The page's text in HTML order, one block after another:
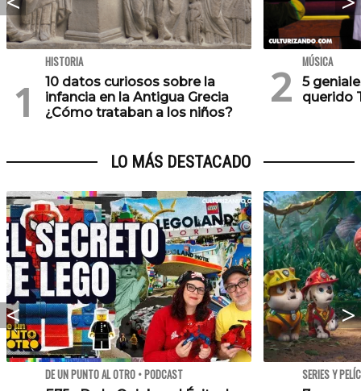
HISTORIA
10 datos curiosos sobre la
infancia en la Antigua Grecia
¿Cómo trataban a los niños?
MÚSICA
5
querido
LO MÁS DESTACADO
DE UN PUNTO AL OTRO • PODCAST
SERIES Y